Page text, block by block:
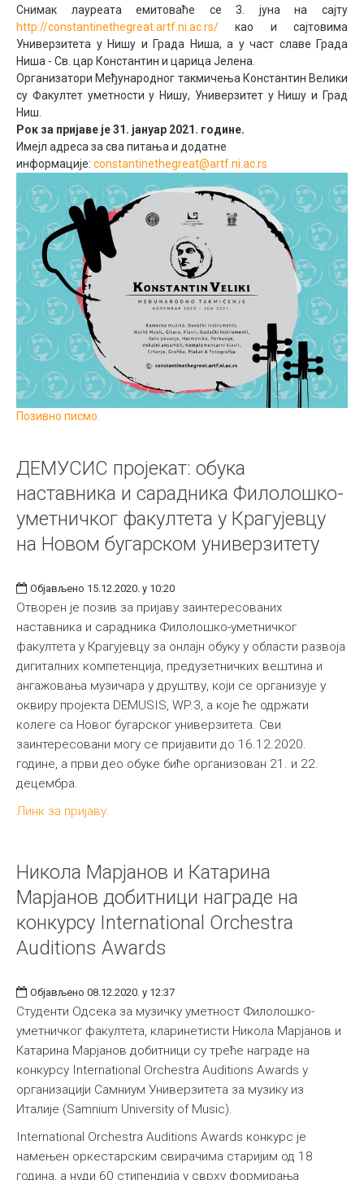
Снимак лауреата емитоваће се 3. јуна на сајту
http://constantinethegreat.artf.ni.ac.rs/ као и сајтовима
Универзитета у Нишу и Града Ниша, а у част славе Града
Ниша - Св. цар Константин и царица Јелена.
Организатори Међународног такмичења Константин Велики
су Факултет уметности у Нишу, Универзитет у Нишу и Град
Ниш.
Рок за пријаве је 31. јануар 2021. године.
Имејл адреса за сва питања и додатне
информације: constantinethegreat@artf.ni.ac.rs
Позивно писмо.
ДЕМУСИС пројекат: обука
наставника и сарадника Филолошко-
уметничког факултета у Крагујевцу
на Новом бугарском универзитету
Објављено 15.12.2020. у 10:20
Отворен је позив за пријаву заинтересованих
наставника и сарадника Филолошко-уметничког
факултета у Крагујевцу за онлајн обуку у области развоја
дигиталних компетенција, предузетничких вештина и
ангажовања музичара у друштву, који се организује у
оквиру пројекта DEMUSIS, WP.3, а које ће одржати
колеге са Новог бугарског универзитета. Сви
заинтересовани могу се пријавити до 16.12.2020.
године, а први део обуке биће организован 21. и 22.
децембра.
Линк за пријаву.
Никола Марјанов и Катарина
Марјанов добитници награде на
конкурсу International Orchestra
Auditions Awards
Објављено 08.12.2020. у 12:37
Студенти Одсека за музичку уметност Филолошко-
уметничког факултета, кларинетисти Никола Марјанов и
Катарина Марјанов добитници су треће награде на
конкурсу International Orchestra Auditions Awards у
организацији Самниум Универзитета за музику из
Италије (Samnium University of Musiс).
International Orchestra Auditions Awards конкурс је
намењен оркестарским свирачима старијим од 18
година, а нуди 60 стипендија у сврху формирања